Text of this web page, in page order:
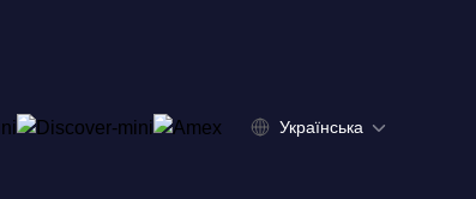
Українська